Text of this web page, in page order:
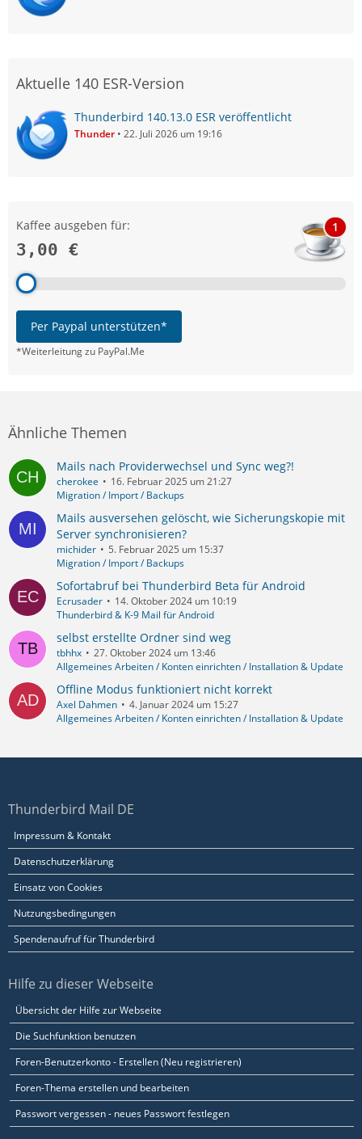
Aktuelle 140 ESR-Version
Thunderbird 140.13.0 ESR veröffentlicht
Thunder 22. Juli 2026 um 19:16
Kaffee ausgeben für:
3,00 €
1
Per Paypal unterstützen*
*Weiterleitung zu PayPal.Me
Ähnliche Themen
Mails nach Providerwechsel und Sync weg?!
cherokee
16. Februar 2025 um 21:27
Migration / Import / Backups
Mails ausversehen gelöscht, wie Sicherungskopie mit
Server synchronisieren?
michider
5. Februar 2025 um 15:37
Migration / Import / Backups
Sofortabruf bei Thunderbird Beta für Android
Ecrusader
14. Oktober 2024 um 10:19
Thunderbird & K-9 Mail für Android
selbst erstellte Ordner sind weg
tbhhx
27. Oktober 2024 um 13:46
Allgemeines Arbeiten / Konten einrichten / Installation & Update
Offline Modus funktioniert nicht korrekt
Axel Dahmen
4. Januar 2024 um 15:27
Allgemeines Arbeiten / Konten einrichten / Installation & Update
Thunderbird Mail DE
Impressum & Kontakt
Datenschutzerklärung
Einsatz von Cookies
Nutzungsbedingungen
Spendenaufruf für Thunderbird
Hilfe zu dieser Webseite
Übersicht der Hilfe zur Webseite
Die Suchfunktion benutzen
Foren-Benutzerkonto - Erstellen (Neu registrieren)
Foren-Thema erstellen und bearbeiten
Passwort vergessen - neues Passwort festlegen